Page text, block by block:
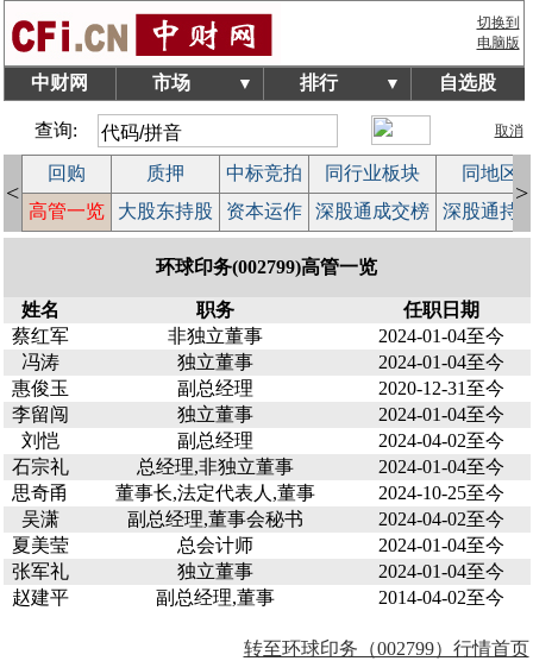
切换到
电脑版
中财网 市场 ▼ 排行 ▼ 自选股
查询: 取消
<
回购 质押 中标竞拍 同行业板块
同地区
高管一览 大股东持股 资本运作 深股通成交榜 深股通持
>
环球印务(002799)高管一览
姓名 职务
任职日期
蔡红军
非独立董事
2024-01-04至今
冯涛
独立董事
2024-01-04至今
惠俊玉
副总经理
2020-12-31至今
李留闯
独立董事
2024-01-04至今
刘恺
副总经理
2024-04-02至今
石宗礼
总经理,非独立董事
2024-01-04至今
思奇甬
董事长,法定代表人,董事
2024-10-25至今
吴潇
副总经理,董事会秘书
2024-04-02至今
夏美莹
总会计师
2024-01-04至今
张军礼
独立董事
2024-01-04至今
赵建平
副总经理,董事 2014-04-02至今
转至环球印务（002799）行情首页